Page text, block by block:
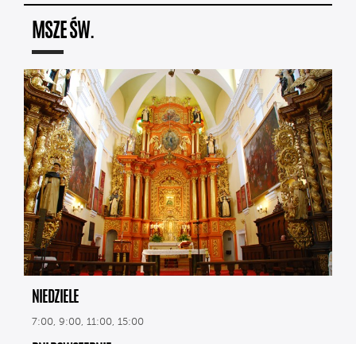
MSZE ŚW.
NIEDZIELE
7:00, 9:00, 11:00, 15:00